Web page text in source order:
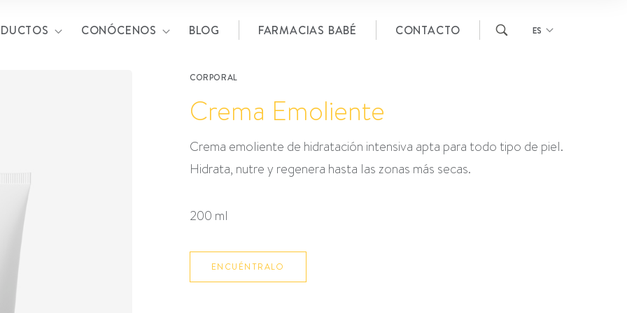
CONÓCENOS BLOG FARMACIAS BABÉ CONTACTO ES
CORPORAL
Crema Emoliente
Crema emoliente de hidratación intensiva apta para todo tipo de piel.
Hidrata, nutre y regenera hasta las zonas más secas.
200 ml
ENCUÉNTRALO